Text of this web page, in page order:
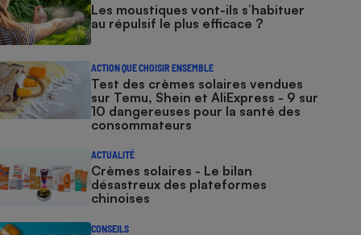
Les moustiques vont-ils s’habituer
au répulsif le plus efficace ?
ACTION QUE CHOISIR ENSEMBLE
Test des crèmes solaires vendues
sur Temu, Shein et AliExpress - 9 sur
10 dangereuses pour la santé des
consommateurs
ACTUALITÉ
Crèmes solaires - Le bilan
désastreux des plateformes
chinoises
CONSEILS